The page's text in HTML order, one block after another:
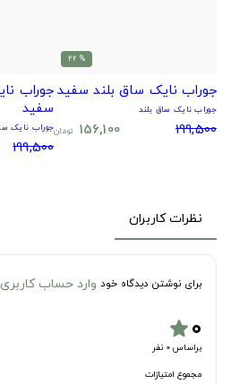
% 22
جوراب نایک ساق بلند سفید
جوراب نایک ساق بلند
199,500
156,100 تومان
جوراب
سفید
جوراب نایک
199,500
نظرات کاربران
برای نوشتن دیدگاه خود وارد حساب کاربری
۰star
براساس 0 نفر
مجموع امتیازات